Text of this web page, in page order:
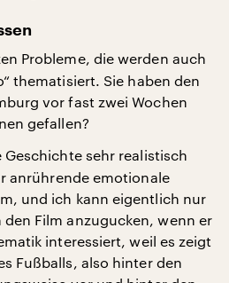
Probleme, die werden auch
thematisiert. Sie haben den
vor fast zwei Wochen
gefallen?
Geschichte sehr realistisch
anrührende emotionale
und ich kann eigentlich nur
Film anzugucken, wenn er
interessiert, weil es zeigt
Fußballs, also hinter den